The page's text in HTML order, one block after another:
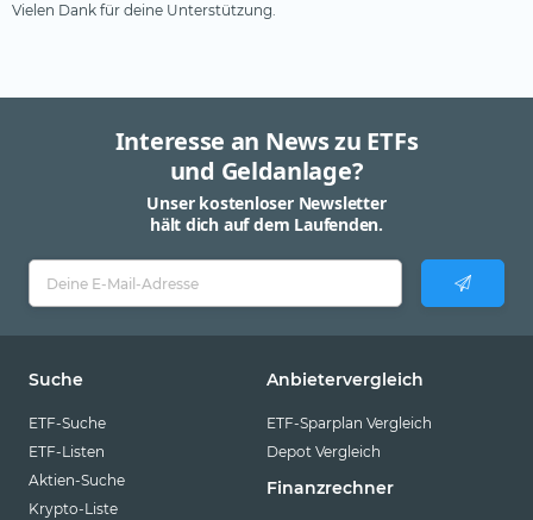
Vielen Dank für deine Unterstützung.
Interesse an News zu ETFs
und Geldanlage?
Unser kostenloser Newsletter
hält dich auf dem Laufenden.
Suche
ETF-Suche
ETF-Listen
Aktien-Suche
Krypto-Liste
Anbietervergleich
ETF-Sparplan Vergleich
Depot Vergleich
Finanzrechner